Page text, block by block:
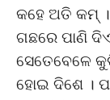
କହେ ଅତି କମ୍ ।
ଗଛରେ ପାଣି
ସେତେବେଳେ
ହୋଇ ଦିଶେ ।